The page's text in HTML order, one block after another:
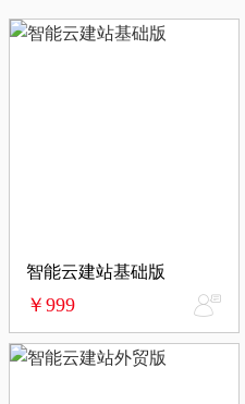
智能云建站基础版
￥999